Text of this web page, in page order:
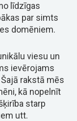
līdzīgas
par simts
domēniem.
viesu un
ievērojams
rakstā mēs
kā nopelnīt
starp
utt.